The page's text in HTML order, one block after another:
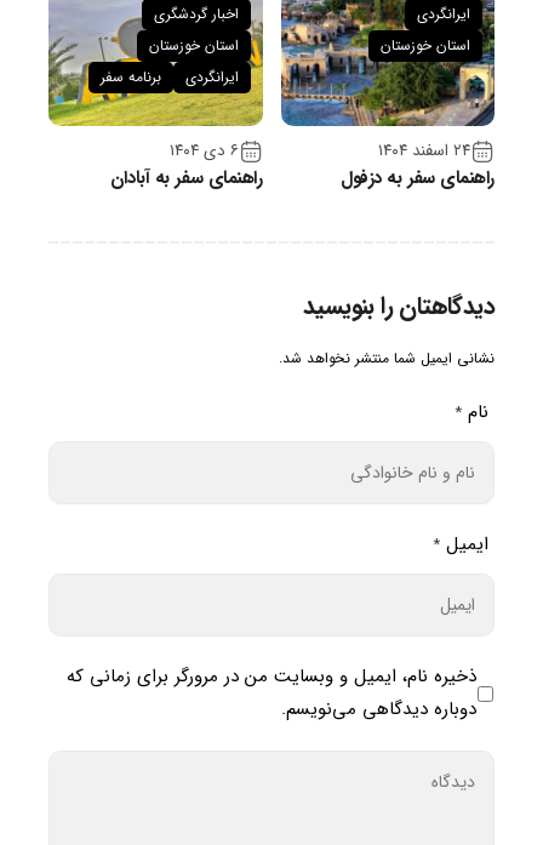
۲۴ اسفند ۱۴۰۴
راهنمای سفر به دزفول
ایرانگردی
استان خوزستان
۶ دی ۱۴۰۴
راهنمای سفر به آبادان
اخبار گردشگری
استان خوزستان
ایرانگردی
برنامه سفر
دیدگاهتان را بنویسید
نشانی ایمیل شما منتشر نخواهد شد.
نام *
ایمیل *
ذخیره نام، ایمیل و وبسایت من در مرورگر برای زمانی که
دوباره دیدگاهی می‌نویسم.